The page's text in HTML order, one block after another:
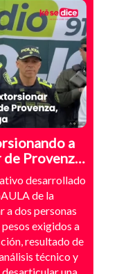
a
Provenza,
desarrollado
de la
a dos personas
exigidos a
resultado de
técnico y